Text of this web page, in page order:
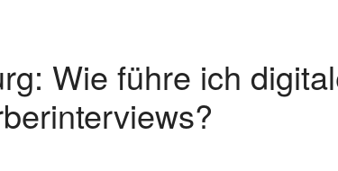
Wie führe ich